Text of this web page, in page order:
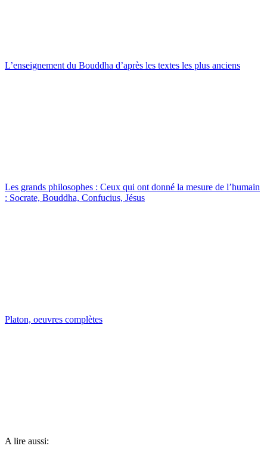
L’enseignement du Bouddha d’après les textes les plus anciens
Les grands philosophes : Ceux qui ont donné la mesure de l’humain
: Socrate, Bouddha, Confucius, Jésus
Platon, oeuvres complètes
A lire aussi: